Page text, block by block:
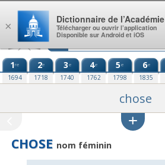
Aller au contenu
1re
1694
2e
1718
3e
1740
4e
1762
5e
1798
6e
1835
chose
CHOSE nom féminin
×
Dictionnaire de l’Académie
Télécharger ou ouvrir l’application
Disponible sur Android et iOS